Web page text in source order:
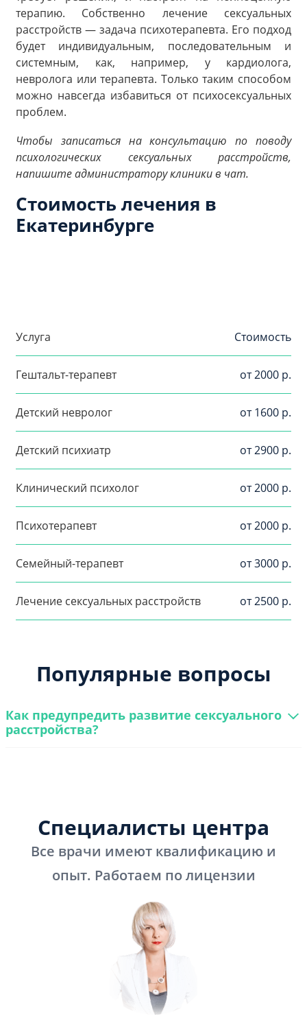
терапию. Собственно лечение сексуальных
расстройств — задача психотерапевта. Его подход
будет индивидуальным, последовательным и
системным, как, например, у кардиолога,
невролога или терапевта. Только таким способом
можно навсегда избавиться от психосексуальных
проблем.
Чтобы записаться на консультацию по поводу
психологических сексуальных расстройств,
напишите администратору клиники в чат.
Стоимость лечения в
Екатеринбурге
Услуга Стоимость
Гештальт-терапевт от 2000 р.
Детский невролог от 1600 р.
Детский психиатр от 2900 р.
Клинический психолог от 2000 р.
Психотерапевт от 2000 р.
Семейный-терапевт от 3000 р.
Лечение сексуальных расстройств от 2500 р.
Популярные вопросы
Как предупредить развитие сексуального
расстройства?
Специалисты центра
Все врачи имеют квалификацию и
опыт. Работаем по лицензии